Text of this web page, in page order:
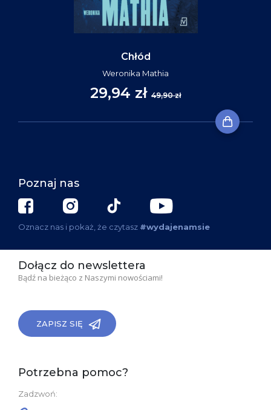
Chłód
Weronika Mathia
29,94 zł 49,90 zł
Poznaj nas
Oznacz nas i pokaż, że czytasz #wydajenamsie
Dołącz do newslettera
Bądź na bieżąco z Naszymi nowościami!
ZAPISZ SIĘ
Potrzebna pomoc?
Zadzwoń: